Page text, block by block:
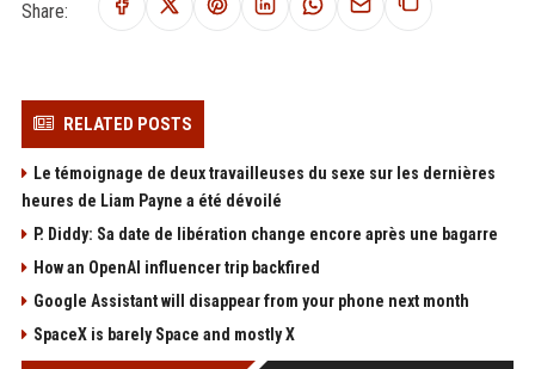
Share:
RELATED POSTS
Le témoignage de deux travailleuses du sexe sur les dernières
heures de Liam Payne a été dévoilé
P. Diddy: Sa date de libération change encore après une bagarre
How an OpenAI influencer trip backfired
Google Assistant will disappear from your phone next month
SpaceX is barely Space and mostly X